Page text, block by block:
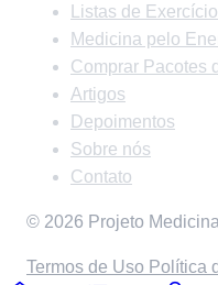
Listas de
Medicina pelo
Comprar Pacotes
Artigos
Depoimentos
Sobre nós
Contato
© 2026 Projeto
Termos de Uso Política